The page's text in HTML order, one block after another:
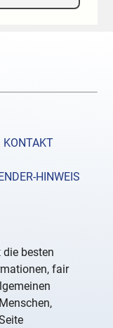
KONTAKT
HINWEIS
die besten
fair